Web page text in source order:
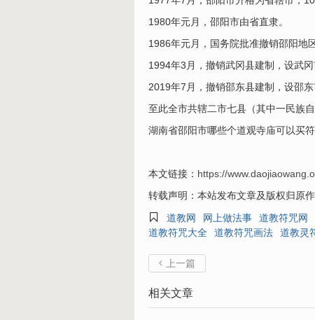
1980年元月，邵阳市由省直隶。
1986年元月，国务院批准撤销邵阳地
1994年3月，撤销武冈县建制，设武冈
2019年7月，撤销邵东县建制，设邵东
至此全市共辖二市七县（其中一民族自
湖南省邵阳市哪些个道观寺庙可以买
本文链接： https://
转载声明：本站发布文章及版权归原

道教网 网上做法事 道教符咒网
道教符咒大全
道教符咒画法 道教灵
 上一篇
相关文章